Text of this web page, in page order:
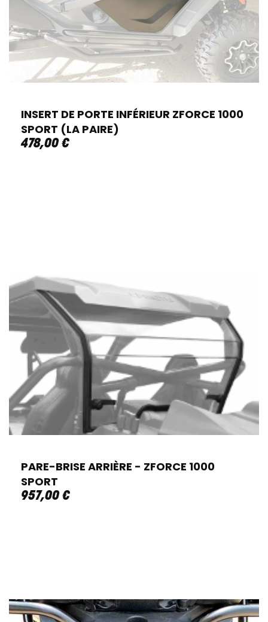
INSERT DE PORTE INFÉRIEUR ZFORCE 1000
SPORT (LA PAIRE)
478,00€
PARE-BRISE ARRIÈRE - ZFORCE 1000
SPORT
957,00€